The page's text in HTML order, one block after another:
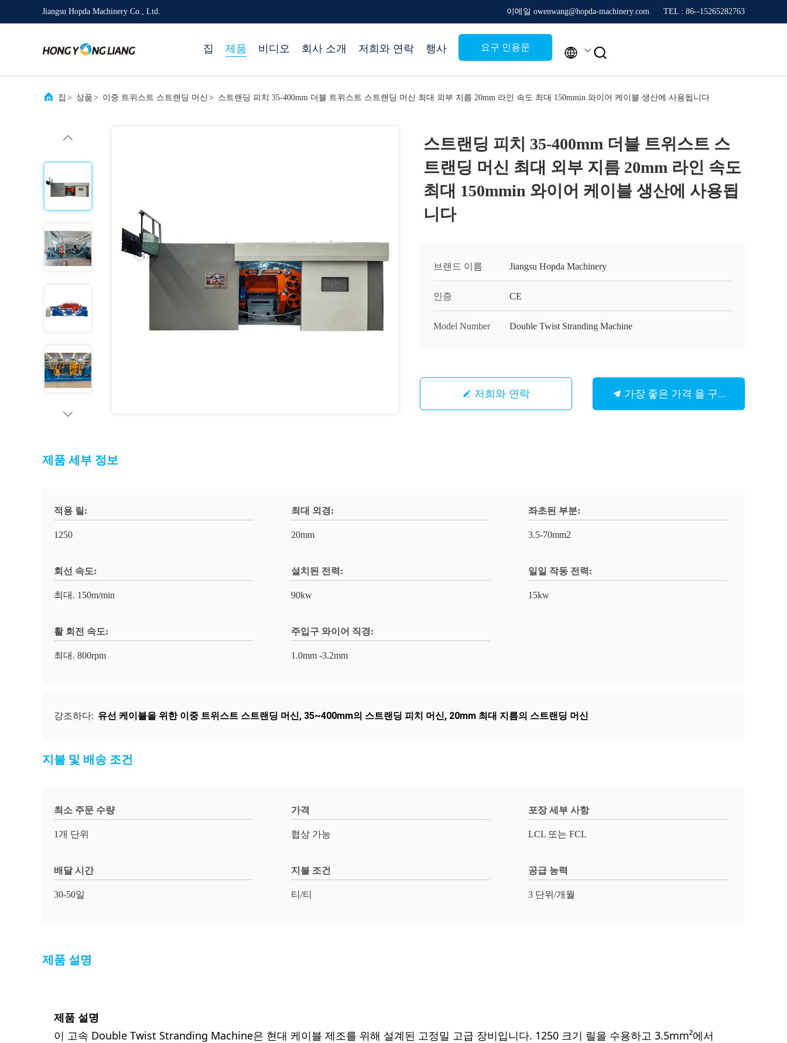
Jiangsu Hopda Machinery Co., Ltd. 이메일 owenwang@hopda-machinery.com TEL : 86--15265282763
집 제품 비디오 회사 소개 저희와 연락 행사 요구 인용문  
집 > 상품 > 이중 트위스트 스트랜딩 머신 > 스트랜딩 피치 35-400mm 더블 트위스트 스트랜딩 머신 최대 외부 지름 20mm 라인 속도 최대 150mmin 와이어 케이블 생산에 사용됩니다
스트랜딩 피치 35-400mm 더블 트위스트 스
트랜딩 머신 최대 외부 지름 20mm 라인 속도
최대 150mmin 와이어 케이블 생산에 사용됩
니다
브랜드 이름 Jiangsu Hopda Machinery
인증 CE
Model Number Double Twist Stranding Machine
저희와 연락 가장 좋은 가격 을 구하라
제품 세부 정보
적용 릴:
1250
최대 외경:
20mm
좌초된 부분:
3.5-70mm2
회선 속도:
최대. 150m/min
설치된 전력:
90kw
일일 작동 전력:
15kw
활 회전 속도:
최대. 800rpm
주입구 와이어 직경:
1.0mm -3.2mm
강조하다: 유선 케이블을 위한 이중 트위스트 스트랜딩 머신, 35~400mm의 스트랜딩 피치 머신, 20mm 최대 지름의 스트랜딩 머신
지불 및 배송 조건
최소 주문 수량
1개 단위
가격
협상 가능
포장 세부 사항
LCL 또는 FCL
배달 시간
30-50일
지불 조건
티/티
공급 능력
3 단위/개월
제품 설명
제품 설명
이 고속 Double Twist Stranding Machine은 현대 케이블 제조를 위해 설계된 고정밀 고급 장비입니다. 1250 크기 릴을 수용하고 3.5mm²에서